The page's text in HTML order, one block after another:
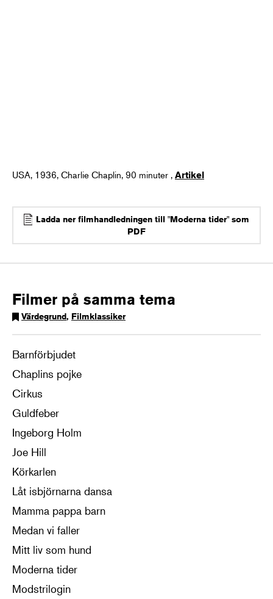
USA, 1936, Charlie Chaplin, 90 minuter , Artikel
Ladda ner filmhandledningen till "Moderna tider" som
PDF
Filmer på samma tema
Värdegrund, Filmklassiker
Barnförbjudet
Chaplins pojke
Cirkus
Guldfeber
Ingeborg Holm
Joe Hill
Körkarlen
Låt isbjörnarna dansa
Mamma pappa barn
Medan vi faller
Mitt liv som hund
Moderna tider
Modstrilogin